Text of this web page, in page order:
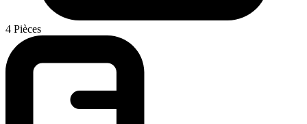
4 Pièces